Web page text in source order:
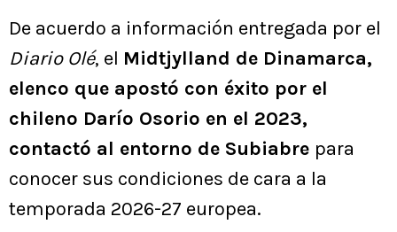
De acuerdo a información entregada por el
Diario Olé, el Midtjylland de Dinamarca,
elenco que apostó con éxito por el
chileno Darío Osorio en el 2023,
contactó al entorno de Subiabre para
conocer sus condiciones de cara a la
temporada 2026-27 europea.